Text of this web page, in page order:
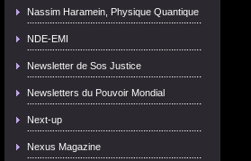
Nassim Haramein, Physique Quantique
NDE-EMI
Newsletter de Sos Justice
Newsletters du Pouvoir Mondial
Next-up
Nexus Magazine